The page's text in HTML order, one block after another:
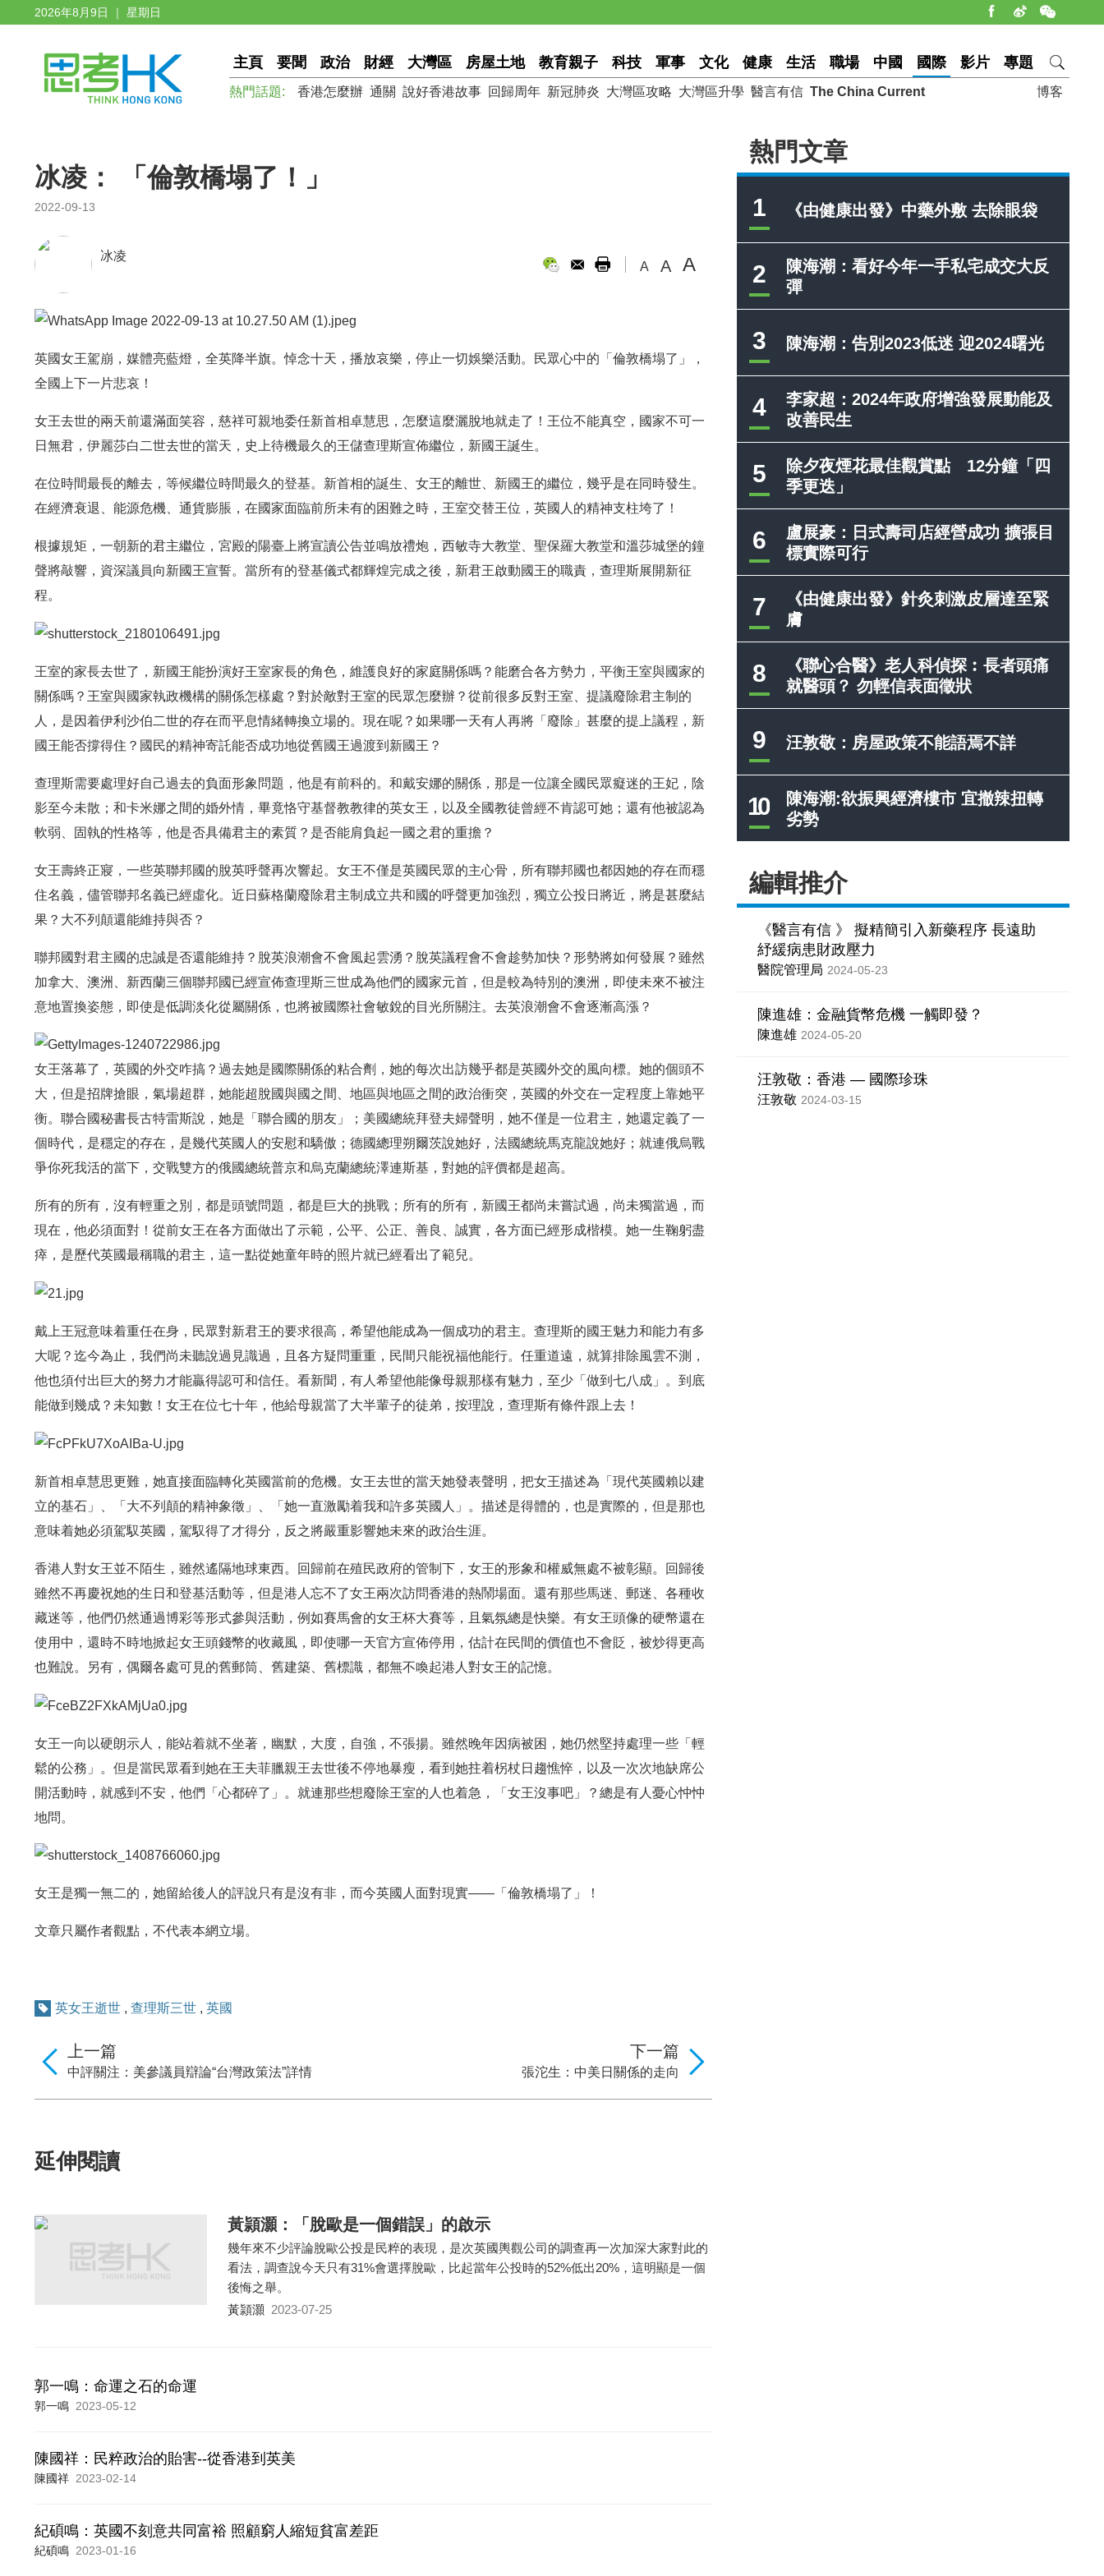
2026年8月9日 ｜ 星期日
主頁 要聞 政治 財經 大灣區 房屋土地 教育親子 科技 軍事 文化 健康 生活 職場 中國 國際 影片 專題
博客
熱門話題: 香港怎麼辦 通關 說好香港故事 回歸周年 新冠肺炎 大灣區攻略 大灣區升學 醫言有信 The China Current
熱門文章
1 《由健康出發》中藥外敷 去除眼袋
2
陳海潮：看好今年一手私宅成交大反
彈
3 陳海潮：告別2023低迷 迎2024曙光
4
李家超：2024年政府增強發展動能及
改善民生
5
除夕夜煙花最佳觀賞點 12分鐘「四
季更迭」
6
盧展豪：日式壽司店經營成功 擴張目
標實際可行
7
《由健康出發》針灸刺激皮層達至緊
膚
8
《聯心合醫》老人科偵探︰長者頭痛
就醫頭？ 勿輕信表面徵狀
9 汪敦敬：房屋政策不能語焉不詳
10
陳海潮:欲振興經濟樓市 宜撤辣扭轉
劣勢
編輯推介
《醫言有信 》 擬精簡引入新藥程序 長遠助
紓緩病患財政壓力
醫院管理局 2024-05-23
陳進雄：金融貨幣危機 一觸即發？
陳進雄 2024-05-20
汪敦敬：香港 — 國際珍珠
汪敦敬 2024-03-15
冰凌： 「倫敦橋塌了！」
2022-09-13
冰凌
A A A
英國女王駕崩，媒體亮藍燈，全英降半旗。悼念十天，播放哀樂，停止一切娛樂活動。民眾心中的「倫敦橋塌了」，
全國上下一片悲哀！
女王去世的兩天前還滿面笑容，慈祥可親地委任新首相卓慧思，怎麼這麼灑脫地就走了！王位不能真空，國家不可一
日無君，伊麗莎白二世去世的當天，史上待機最久的王儲查理斯宣佈繼位，新國王誕生。
在位時間最長的離去，等候繼位時間最久的登基。新首相的誕生、女王的離世、新國王的繼位，幾乎是在同時發生。
在經濟衰退、能源危機、通貨膨脹，在國家面臨前所未有的困難之時，王室交替王位，英國人的精神支柱垮了！
根據規矩，一朝新的君主繼位，宮殿的陽臺上將宣讀公告並鳴放禮炮，西敏寺大教堂、聖保羅大教堂和溫莎城堡的鐘
聲將敲響，資深議員向新國王宣誓。當所有的登基儀式都輝煌完成之後，新君王啟動國王的職責，查理斯展開新征
程。
王室的家長去世了，新國王能扮演好王室家長的角色，維護良好的家庭關係嗎？能磨合各方勢力，平衡王室與國家的
關係嗎？王室與國家執政機構的關係怎樣處？對於敵對王室的民眾怎麼辦？從前很多反對王室、提議廢除君主制的
人，是因着伊利沙伯二世的存在而平息情緒轉換立場的。現在呢？如果哪一天有人再將「廢除」甚麼的提上議程，新
國王能否撐得住？國民的精神寄託能否成功地從舊國王過渡到新國王？
查理斯需要處理好自己過去的負面形象問題，他是有前科的。和戴安娜的關係，那是一位讓全國民眾癡迷的王妃，陰
影至今未散；和卡米娜之間的婚外情，畢竟恪守基督教教律的英女王，以及全國教徒曾經不肯認可她；還有他被認為
軟弱、固執的性格等，他是否具備君主的素質？是否能肩負起一國之君的重擔？
女王壽終正寢，一些英聯邦國的脫英呼聲再次響起。女王不僅是英國民眾的主心骨，所有聯邦國也都因她的存在而穩
住名義，儘管聯邦名義已經虛化。近日蘇格蘭廢除君主制成立共和國的呼聲更加強烈，獨立公投日將近，將是甚麼結
果？大不列顛還能維持與否？
聯邦國對君主國的忠誠是否還能維持？脫英浪潮會不會風起雲湧？脫英議程會不會趁勢加快？形勢將如何發展？雖然
加拿大、澳洲、新西蘭三個聯邦國已經宣佈查理斯三世成為他們的國家元首，但是較為特別的澳洲，即使未來不被注
意地置換姿態，即使是低調淡化從屬關係，也將被國際社會敏銳的目光所關注。去英浪潮會不會逐漸高漲？
女王落幕了，英國的外交咋搞？過去她是國際關係的粘合劑，她的每次出訪幾乎都是英國外交的風向標。她的個頭不
大，但是招牌搶眼，氣場超群，她能超脫國與國之間、地區與地區之間的政治衝突，英國的外交在一定程度上靠她平
衡。聯合國秘書長古特雷斯說，她是「聯合國的朋友」；美國總統拜登夫婦聲明，她不僅是一位君主，她還定義了一
個時代，是穩定的存在，是幾代英國人的安慰和驕傲；德國總理朔爾茨說她好，法國總統馬克龍說她好；就連俄烏戰
爭你死我活的當下，交戰雙方的俄國總統普京和烏克蘭總統澤連斯基，對她的評價都是超高。
所有的所有，沒有輕重之別，都是頭號問題，都是巨大的挑戰；所有的所有，新國王都尚未嘗試過，尚未獨當過，而
現在，他必須面對！從前女王在各方面做出了示範，公平、公正、善良、誠實，各方面已經形成楷模。她一生鞠躬盡
瘁，是歷代英國最稱職的君主，這一點從她童年時的照片就已經看出了範兒。
戴上王冠意味着重任在身，民眾對新君王的要求很高，希望他能成為一個成功的君主。查理斯的國王魅力和能力有多
大呢？迄今為止，我們尚未聽說過見識過，且各方疑問重重，民間只能祝福他能行。任重道遠，就算排除風雲不測，
他也須付出巨大的努力才能贏得認可和信任。看新聞，有人希望他能像母親那樣有魅力，至少「做到七八成」。到底
能做到幾成？未知數！女王在位七十年，他給母親當了大半輩子的徒弟，按理說，查理斯有條件跟上去！
新首相卓慧思更難，她直接面臨轉化英國當前的危機。女王去世的當天她發表聲明，把女王描述為「現代英國賴以建
立的基石」、「大不列顛的精神象徵」、「她一直激勵着我和許多英國人」。描述是得體的，也是實際的，但是那也
意味着她必須駕馭英國，駕馭得了才得分，反之將嚴重影響她未來的政治生涯。
香港人對女王並不陌生，雖然遙隔地球東西。回歸前在殖民政府的管制下，女王的形象和權威無處不被彰顯。回歸後
雖然不再慶祝她的生日和登基活動等，但是港人忘不了女王兩次訪問香港的熱鬧場面。還有那些馬迷、郵迷、各種收
藏迷等，他們仍然通過博彩等形式參與活動，例如賽馬會的女王杯大賽等，且氣氛總是快樂。有女王頭像的硬幣還在
使用中，還時不時地掀起女王頭錢幣的收藏風，即使哪一天官方宣佈停用，估計在民間的價值也不會貶，被炒得更高
也難說。另有，偶爾各處可見的舊郵筒、舊建築、舊標識，都無不喚起港人對女王的記憶。
女王一向以硬朗示人，能站着就不坐著，幽默，大度，自強，不張揚。雖然晚年因病被困，她仍然堅持處理一些「輕
鬆的公務」。但是當民眾看到她在王夫菲臘親王去世後不停地暴瘦，看到她拄着柺杖日趨憔悴，以及一次次地缺席公
開活動時，就感到不安，他們「心都碎了」。就連那些想廢除王室的人也着急，「女王沒事吧」？總是有人憂心忡忡
地問。
女王是獨一無二的，她留給後人的評說只有是沒有非，而今英國人面對現實——「倫敦橋塌了」！
文章只屬作者觀點，不代表本網立場。
英女王逝世 , 查理斯三世 , 英國
下一篇
張沱生：中美日關係的走向
上一篇
中評關注：美參議員辯論“台灣政策法”詳情
延伸閱讀
黃頴灝：「脫歐是一個錯誤」的啟示
幾年來不少評論脫歐公投是民粹的表現，是次英國輿觀公司的調查再一次加深大家對此的
看法，調查說今天只有31%會選擇脫歐，比起當年公投時的52%低出20%，這明顯是一個
後悔之舉。
黃頴灝 2023-07-25
郭一鳴：命運之石的命運
郭一鳴 2023-05-12
陳國祥：民粹政治的貽害--從香港到英美
陳國祥 2023-02-14
紀碩鳴：英國不刻意共同富裕 照顧窮人縮短貧富差距
紀碩鳴 2023-01-16